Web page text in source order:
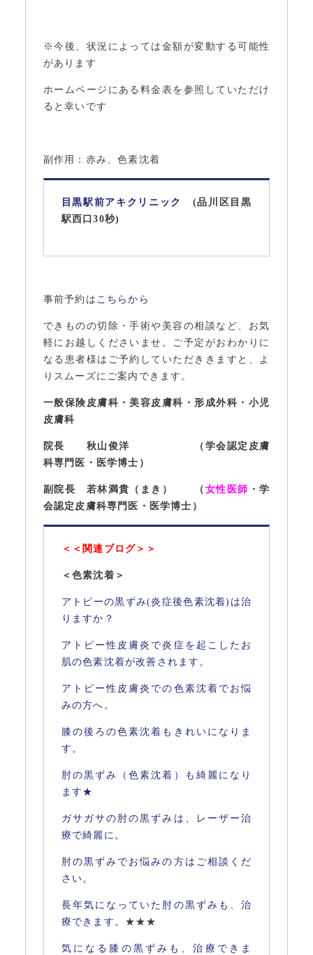
※今後、状況によっては金額が変動する可能性
があります
ホームページにある料金表を参照していただけ
ると幸いです
副作用：赤み、色素沈着
目黒駅前アキクリニック
(品川区目黒
駅西口30秒)
事前予約は こちらから
できものの切除・手術や美容の相談など、お気
軽にお越しくださいませ。ご予定がおわかりに
なる患者様はご予約していただききますと、よ
りスムーズにご案内できます。
一般保険皮膚科・美容皮膚科・形成外科・小児
皮膚科
院長 秋山俊洋 （学会認定皮膚
科専門医・医学博士）
副院長 若林満貴（まき） （ 女性医師 ・学
会認定皮膚科専門医・医学博士）
＜＜関連ブログ＞＞
＜色素沈着＞
アトピーの黒ずみ(炎症後色素沈着)は治
りますか？
アトピー性皮膚炎で炎症を起こしたお
肌の色素沈着が改善されます。
アトピー性皮膚炎での色素沈着でお悩
みの方へ。
膝の後ろの色素沈着もきれいになりま
す。
肘の黒ずみ（色素沈着）も綺麗になり
ます★
ガサガサの肘の黒ずみは、レーザー治
療で綺麗に。
肘の黒ずみでお悩みの方はご相談くだ
さい。
長年気になっていた肘の黒ずみも、治
療できます。 ★★★
気になる膝の黒ずみも、治療できま